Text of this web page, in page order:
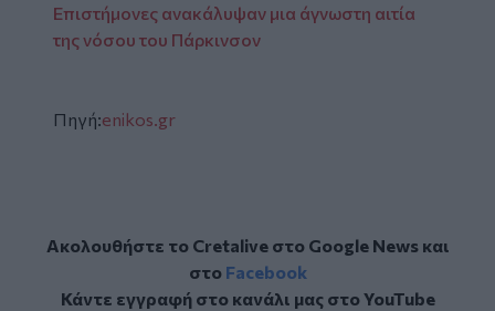
Επιστήμονες ανακάλυψαν μια άγνωστη αιτία
της νόσου του Πάρκινσον
Πηγή:enikos.gr
Ακολουθήστε το Cretalive στο Google Newsκαι
στο Facebook
Κάντε εγγραφή στο κανάλι μας στοYouTube